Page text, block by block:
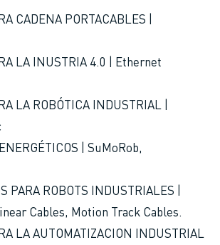
CADENA PORTACABLES |
LA INUSTRIA 4.0 | Ethernet
LA ROBÓTICA INDUSTRIAL |
| SuMoRob,
PARA ROBOTS INDUSTRIALES |
Cables, Motion Track Cables.
LA AUTOMATIZACION INDUSTRIAL